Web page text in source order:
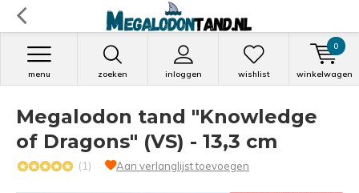
zoeken inloggen
menu wishlist winkelwagen
0
Megalodon tand "Knowledge
of Dragons" (VS) - 13,3 cm
(1) Aan verlanglijst toevoegen